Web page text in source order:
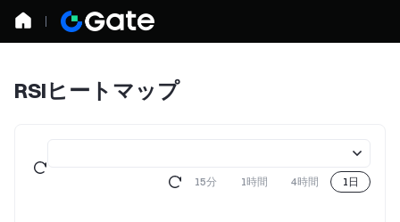
RSIヒートマップ
15分 1時間 4時間 1日